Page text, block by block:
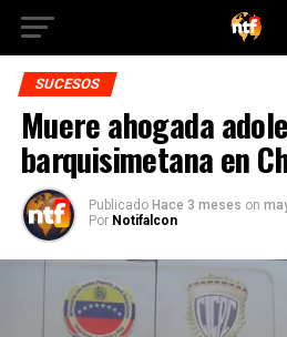
SUCESOS
Muere ahogada
barquisimetana en
Publicado Hace 3 meses on
Por Notifalcon